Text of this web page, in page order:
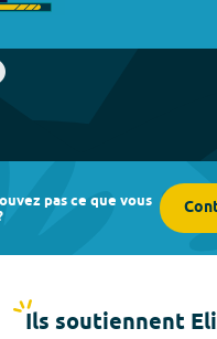
pas ce que vous
Ils soutiennent